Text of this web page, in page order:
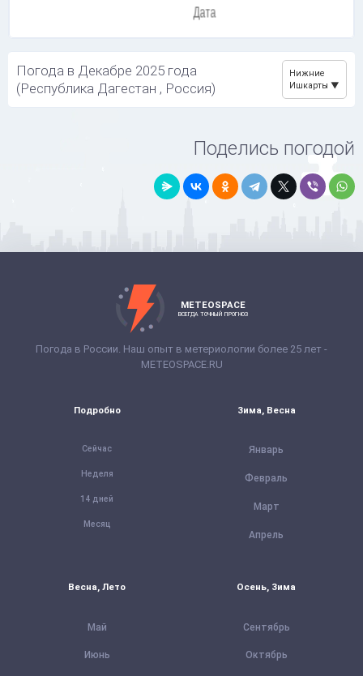
Погода в Декабре 2025 года
(Республика Дагестан , Россия)
Нижние
Ишкарты
Поделись погодой
METEOSPACE
ВСЕГДА ТОЧНЫЙ ПРОГНОЗ
Погода в России. Наш опыт в метериологии более 25 лет -
METEOSPACE.RU
Подробно
Сейчас
Неделя
14 дней
Месяц
Зима, Весна
Январь
Февраль
Март
Апрель
Весна, Лето
Май
Июнь
Осень, Зима
Сентябрь
Октябрь